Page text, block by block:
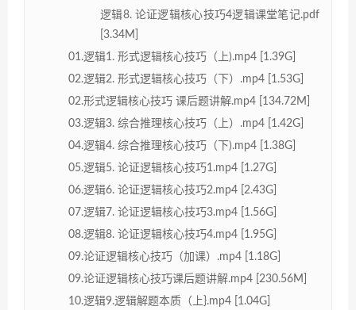
逻辑8. 论证逻辑核心技巧4逻辑课堂笔记.pdf
[3.34M]
01.逻辑1. 形式逻辑核心技巧（上).mp4 [1.39G]
02.逻辑2. 形式逻辑核心技巧（下）.mp4 [1.53G]
02.形式逻辑核心技巧 课后题讲解.mp4 [134.72M]
03.逻辑3. 综合推理核心技巧（上）.mp4 [1.42G]
04.逻辑4. 综合推理核心技巧（下).mp4 [1.38G]
05.逻辑5. 论证逻辑核心技巧1.mp4 [1.27G]
06.逻辑6. 论证逻辑核心技巧2.mp4 [2.43G]
07.逻辑7. 论证逻辑核心技巧3.mp4 [1.56G]
08.逻辑8. 论证逻辑核心技巧4.mp4 [1.95G]
09.论证逻辑核心技巧（加课）.mp4 [1.18G]
09.论证逻辑核心技巧课后题讲解.mp4 [230.56M]
10.逻辑9.逻辑解题本质（上}.mp4 [1.04G]